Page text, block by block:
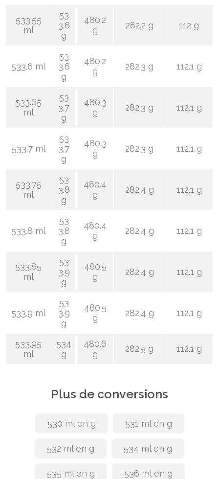
533.55
ml
53
3.6
g
480.2
g
282.2 g 112 g
533.6 ml
53
3.6
g
480.2
g
282.3 g 112.1 g
533.65
ml
53
3.7
g
480.3
g
282.3 g 112.1 g
533.7 ml
53
3.7
g
480.3
g
282.3 g 112.1 g
533.75
ml
53
3.8
g
480.4
g
282.4 g 112.1 g
533.8 ml
53
3.8
g
480.4
g
282.4 g 112.1 g
533.85
ml
53
3.9
g
480.5
g
282.4 g 112.1 g
533.9 ml
53
3.9
g
480.5
g
282.4 g 112.1 g
533.95
ml
534
g
480.6
g
282.5 g 112.1 g
Plus de conversions
530 ml en g 531 ml en g
532 ml en g 534 ml en g
535 ml en g 536 ml en g